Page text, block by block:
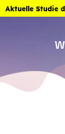
Zum Inhalt der
Aktuelle Studie